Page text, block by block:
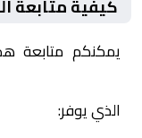
كيفية متابعة
يمكنكم متابعة
الذي يوفر: